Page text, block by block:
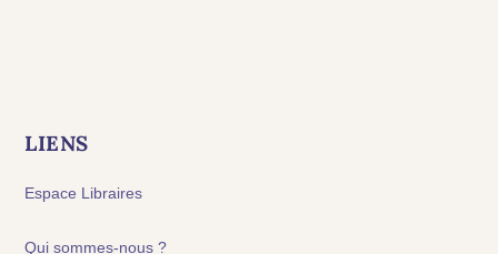
LIENS
Espace Libraires
Qui sommes-nous ?